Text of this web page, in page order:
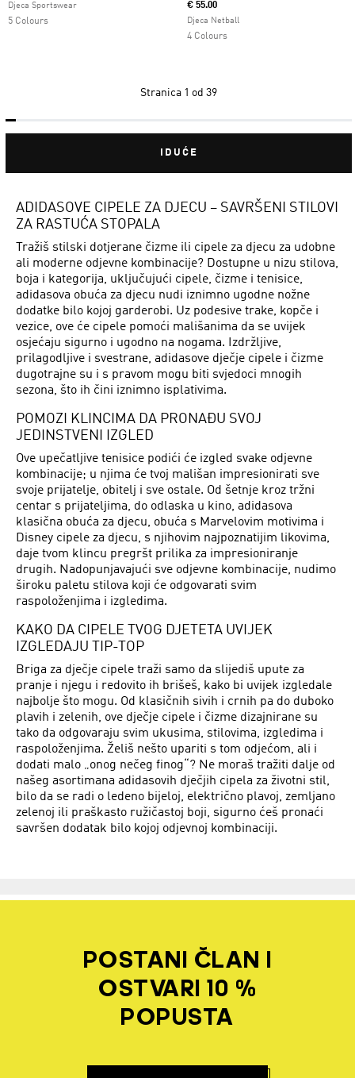
Djeca Sportswear
5 Colours
€ 55.00
Djeca Netball
4 Colours
Stranica 1 od 39
IDUĆE
ADIDASOVE CIPELE ZA DJECU – SAVRŠENI STILOVI
ZA RASTUĆA STOPALA
Tražiš stilski dotjerane čizme ili cipele za djecu za udobne
ali moderne odjevne kombinacije? Dostupne u nizu stilova,
boja i kategorija, uključujući cipele, čizme i tenisice,
adidasova obuća za djecu nudi iznimno ugodne nožne
dodatke bilo kojoj garderobi. Uz podesive trake, kopče i
vezice, ove će cipele pomoći mališanima da se uvijek
osjećaju sigurno i ugodno na nogama. Izdržljive,
prilagodljive i svestrane, adidasove dječje cipele i čizme
dugotrajne su i s pravom mogu biti svjedoci mnogih
sezona, što ih čini iznimno isplativima.
POMOZI KLINCIMA DA PRONAĐU SVOJ
JEDINSTVENI IZGLED
Ove upečatljive tenisice podići će izgled svake odjevne
kombinacije; u njima će tvoj mališan impresionirati sve
svoje prijatelje, obitelj i sve ostale. Od šetnje kroz tržni
centar s prijateljima, do odlaska u kino, adidasova
klasična obuća za djecu, obuća s Marvelovim motivima i
Disney cipele za djecu, s njihovim najpoznatijim likovima,
daje tvom klincu pregršt prilika za impresioniranje
drugih. Nadopunjavajući sve odjevne kombinacije, nudimo
široku paletu stilova koji će odgovarati svim
raspoloženjima i izgledima.
KAKO DA CIPELE TVOG DJETETA UVIJEK
IZGLEDAJU TIP-TOP
Briga za dječje cipele traži samo da slijediš upute za
pranje i njegu i redovito ih brišeš, kako bi uvijek izgledale
najbolje što mogu. Od klasičnih sivih i crnih pa do duboko
plavih i zelenih, ove dječje cipele i čizme dizajnirane su
tako da odgovaraju svim ukusima, stilovima, izgledima i
raspoloženjima. Želiš nešto upariti s tom odjećom, ali i
dodati malo „onog nečeg finog“? Ne moraš tražiti dalje od
našeg asortimana adidasovih dječjih cipela za životni stil,
bilo da se radi o ledeno bijeloj, električno plavoj, zemljano
zelenoj ili praškasto ružičastoj boji, sigurno ćeš pronaći
savršen dodatak bilo kojoj odjevnoj kombinaciji.
POSTANI ČLAN I
OSTVARI 10 %
POPUSTA